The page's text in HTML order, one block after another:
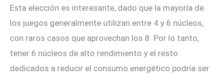
Esta elección es interesante, dado que la mayoría de
los juegos generalmente utilizan entre 4 y 6 núcleos,
con raros casos que aprovechan los 8. Por lo tanto,
tener 6 núcleos de alto rendimiento y el resto
dedicados a reducir el consumo energético podría ser